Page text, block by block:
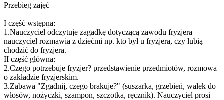
Przebieg zajęć
I część wstępna:
1.Nauczyciel odczytuje zagadkę dotyczącą zawodu fryzjera –
nauczyciel rozmawia z dziećmi np. kto był u fryzjera, czy lubią
chodzić do fryzjera.
II część główna:
2.Czego potrzebuje fryzjer? przedstawienie przedmiotów, rozmowa
o zakładzie fryzjerskim.
3.Zabawa "Zgadnij, czego brakuje?" (suszarka, grzebień, wałek do
włosów, nożyczki, szampon, szczotka, ręcznik). Nauczyciel prosi